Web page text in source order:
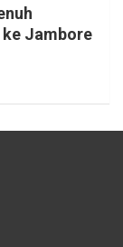
ke Jambore